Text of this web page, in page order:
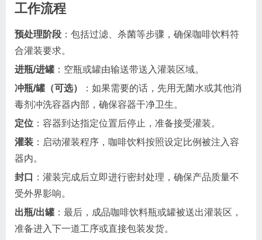
工作流程
预处理阶段 ：包括过滤、杀菌等步骤，确保咖啡饮料符
合灌装要求。
进瓶/进罐：空瓶或罐由输送带送入灌装区域。
冲瓶/罐（可选）
：如果需要的话，先用无菌水或其他消
毒剂冲洗容器内部，确保容器干净卫生。
定位 ：容器到达指定位置后停止，准备接受灌装。
灌装 ：启动灌装程序，咖啡饮料按照设定比例被注入容
器内。
封口
：灌装完成后立即进行密封处理，确保产品质量不
受外界影响。
出瓶/出罐：最后，成品咖啡饮料瓶或罐被送出灌装区，
准备进入下一道工序或直接包装发货。